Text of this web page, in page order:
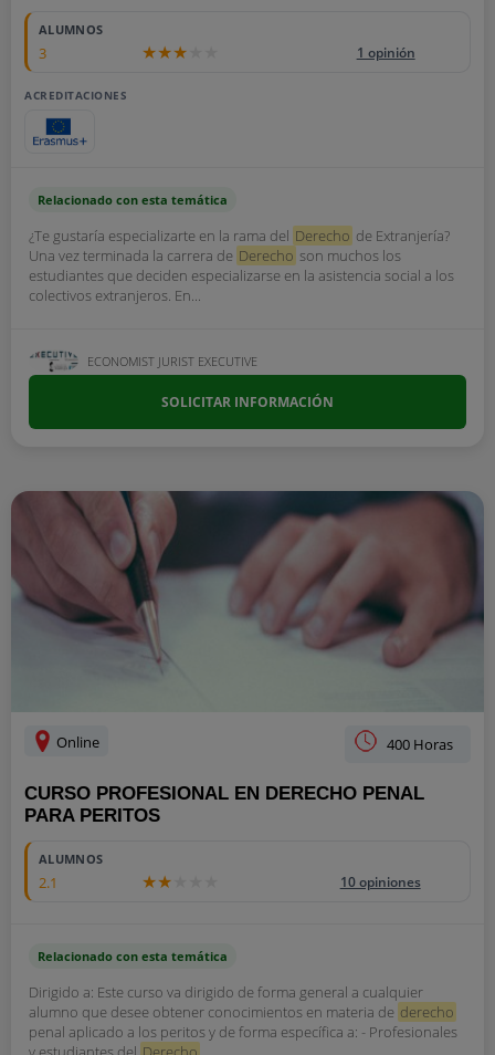
ALUMNOS
3 1 opinión
ACREDITACIONES
Relacionado con esta temática
¿Te gustaría especializarte en la rama del Derecho de Extranjería?
Una vez terminada la carrera de Derecho son muchos los
estudiantes que deciden especializarse en la asistencia social a los
colectivos extranjeros. En...
ECONOMIST JURIST EXECUTIVE
SOLICITAR INFORMACIÓN
Online 400 Horas
CURSO PROFESIONAL EN DERECHO PENAL
PARA PERITOS
ALUMNOS
2.1 10 opiniones
Relacionado con esta temática
Dirigido a: Este curso va dirigido de forma general a cualquier
alumno que desee obtener conocimientos en materia de derecho
penal aplicado a los peritos y de forma específica a: - Profesionales